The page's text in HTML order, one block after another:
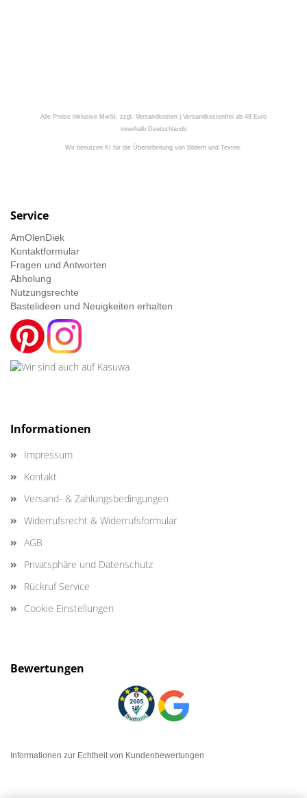
Alle Preise inklusive MwSt. zzgl. Versandkosten | Versandkostenfrei ab 49 Euro
innerhalb Deutschlands
Wir benutzen KI für die Überarbeitung von Bildern und Texten.
Service
AmOlenDiek
Kontaktformular
Fragen und Antworten
Abholung
Nutzungsrechte
Bastelideen und Neuigkeiten erhalten
Informationen
Impressum
Kontakt
Versand- & Zahlungsbedingungen
Widerrufsrecht & Widerrufsformular
AGB
Privatsphäre und Datenschutz
Rückruf Service
Cookie Einstellungen
Bewertungen
Informationen zur Echtheit von Kundenbewertungen